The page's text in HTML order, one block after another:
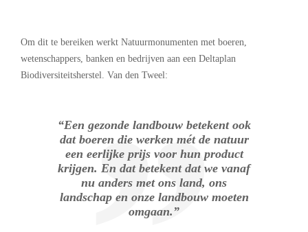
Om dit te bereiken werkt Natuurmonumenten met boeren,
wetenschappers, banken en bedrijven aan een Deltaplan
Biodiversiteitsherstel. Van den Tweel:
“Een gezonde landbouw betekent ook
dat boeren die werken mét de natuur
een eerlijke prijs voor hun product
krijgen. En dat betekent dat we vanaf
nu anders met ons land, ons
landschap en onze landbouw moeten
omgaan.”